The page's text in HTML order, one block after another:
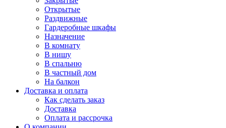
Открытые
Раздвижные
Гардеробные шкафы
Назначение
В комнату
В нишу
В спальню
В частный дом
На балкон
Доставка и оплата
Как сделать заказ
Доставка
Оплата и рассрочка